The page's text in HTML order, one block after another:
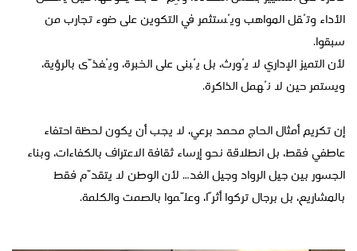
الأداء وتُقل المواهب ويُستثمر في التكوين على ضوء تجارب من
سبقوا.
لأن التميز الإداري لا يُورث، بل يُبنى على الخبرة، ويُغذّى بالرؤية،
ويستمر حين لا نُهمل الذاكرة.
إن تكريم أمثال الحاج محمد برعي، لا يجب أن يكون لحظة احتفاء
عاطفي فقط، بل انطلاقة نحو إرساء ثقافة الاعتراف بالكفاءات، وبناء
الجسور بين جيل الرواد وجيل الغد… لأن الوطن لا يتقدّم فقط
بالمشاريع، بل برجال تركوا أثرًا، وعلّموا بالصمت والكلمة.